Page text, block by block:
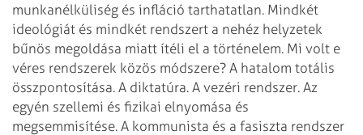
munkanélküliség és infláció tarthatatlan. Mindkét
ideológiát és mindkét rendszert a nehéz helyzetek
bűnös megoldása miatt ítéli el a történelem. Mi volt e
véres rendszerek közös módszere? A hatalom totális
összpontosítása. A diktatúra. A vezéri rendszer. Az
egyén szellemi és fizikai elnyomása és
megsemmisítése. A kommunista és a fasiszta rendszer